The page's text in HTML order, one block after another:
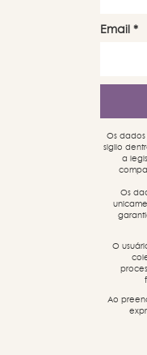
Email *
Os
sigilo
a
Os
O
Ao